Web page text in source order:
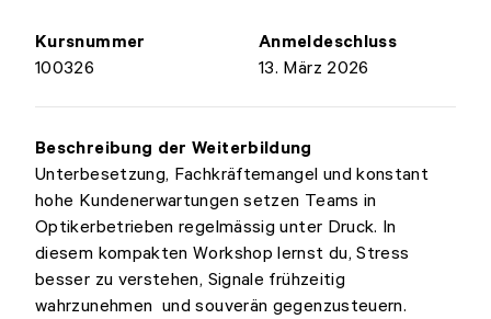
Kursnummer
100326
Anmeldeschluss
13. März 2026
Beschreibung der Weiterbildung
Unterbesetzung, Fachkräftemangel und konstant
hohe Kundenerwartungen setzen Teams in
Optikerbetrieben regelmässig unter Druck. In
diesem kompakten Workshop lernst du, Stress
besser zu verstehen, Signale frühzeitig
wahrzunehmen und souverän gegenzusteuern.